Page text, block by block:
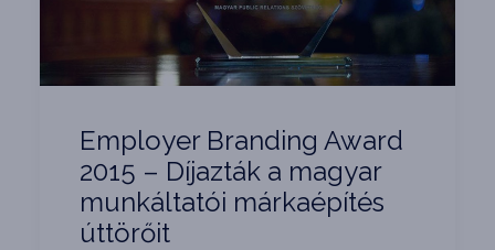
Employer Branding Award
2015 – Díjazták a magyar
munkáltatói márkaépítés
úttörőit